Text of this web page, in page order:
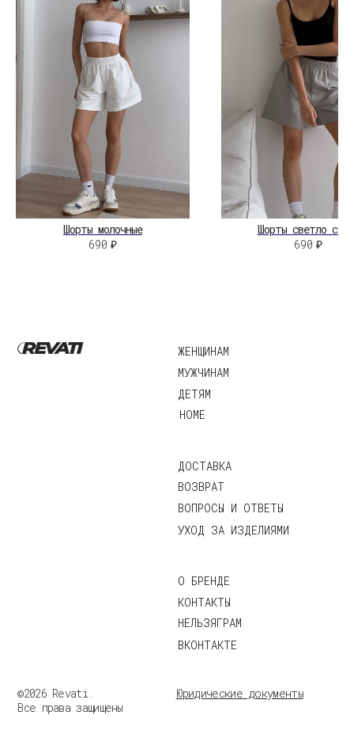
Шорты молочные
690 ₽
Шорты светло
690 ₽
ВКОНТАКТЕ
КОНТАКТЫ
О БРЕНДЕ
Все права защищены
Разработка сайта:
Юридические документы